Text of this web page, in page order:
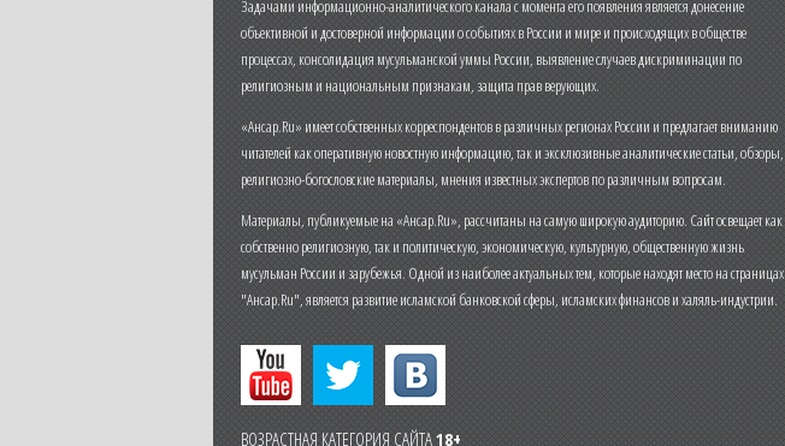
Задачами информационно-аналитического канала с момента его появления является донесение
объективной и достоверной информации о событиях в России и мире и происходящих в обществе
процессах, консолидация мусульманской уммы России, выявление случаев дискриминации по
религиозным и национальным признакам, защита прав верующих.
«Ансар.Ru» имеет собственных корреспондентов в различных регионах России и предлагает вниманию
читателей как оперативную новостную информацию, так и эксклюзивные аналитические статьи, обзоры,
религиозно-богословские материалы, мнения известных экспертов по различным вопросам.
Материалы, публикуемые на «Ансар.Ru», рассчитаны на самую широкую аудиторию. Сайт освещает как
собственно религиозную, так и политическую, экономическую, культурную, общественную жизнь
мусульман России и зарубежья. Одной из наиболее актуальных тем, которые находят место на страницах
"Ансар.Ru", является развитие исламской банковской сферы, исламских финансов и халяль-индустрии.
ВОЗРАСТНАЯ КАТЕГОРИЯ САЙТА18+